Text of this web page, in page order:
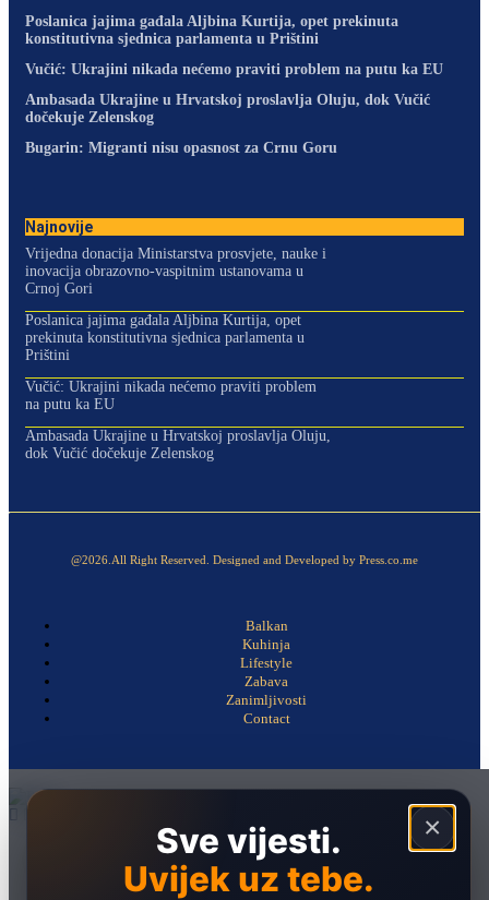
Poslanica jajima gađala Aljbina Kurtija, opet prekinuta
konstitutivna sjednica parlamenta u Prištini
Vučić: Ukrajini nikada nećemo praviti problem na putu ka EU
Ambasada Ukrajine u Hrvatskoj proslavlja Oluju, dok Vučić
dočekuje Zelenskog
Bugarin: Migranti nisu opasnost za Crnu Goru
Najnovije
Vrijedna donacija Ministarstva prosvjete, nauke i
inovacija obrazovno-vaspitnim ustanovama u
Crnoj Gori
Poslanica jajima gađala Aljbina Kurtija, opet
prekinuta konstitutivna sjednica parlamenta u
Prištini
Vučić: Ukrajini nikada nećemo praviti problem
na putu ka EU
Ambasada Ukrajine u Hrvatskoj proslavlja Oluju,
dok Vučić dočekuje Zelenskog
@2026.All Right Reserved. Designed and Developed by Press.co.me
Balkan
Kuhinja
Lifestyle
Zabava
Zanimljivosti
Contact
×
Sve vijesti.
Uvijek uz tebe.